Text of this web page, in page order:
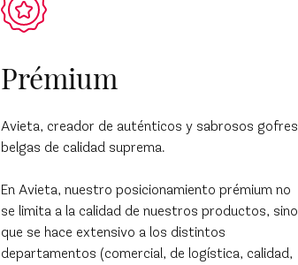
Prémium
Avieta, creador de auténticos y sabrosos gofres
belgas de calidad suprema.
En Avieta, nuestro posicionamiento prémium no
se limita a la calidad de nuestros productos, sino
que se hace extensivo a los distintos
departamentos (comercial, de logística, calidad,